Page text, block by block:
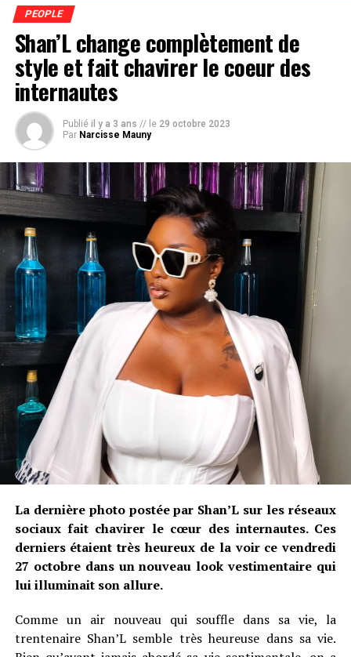
PEOPLE
Shan’L change complètement de
style et fait chavirer le coeur des
internautes
Publié il y a 3 ans // le 29 octobre 2023
Par Narcisse Mauny
La dernière photo postée par Shan’L sur les réseaux
sociaux fait chavirer le cœur des internautes. Ces
derniers étaient très heureux de la voir ce vendredi
27 octobre dans un nouveau look vestimentaire qui
lui illuminait son allure.
Comme un air nouveau qui souffle dans sa vie, la
trentenaire Shan’L semble très heureuse dans sa vie.